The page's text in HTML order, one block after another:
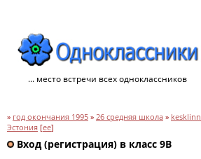
... место встречи всех одноклассников
» год окончания 1995 » 26 средняя школа » kesklinn
Эстония [ee]
Вход (регистрация) в класс 9В